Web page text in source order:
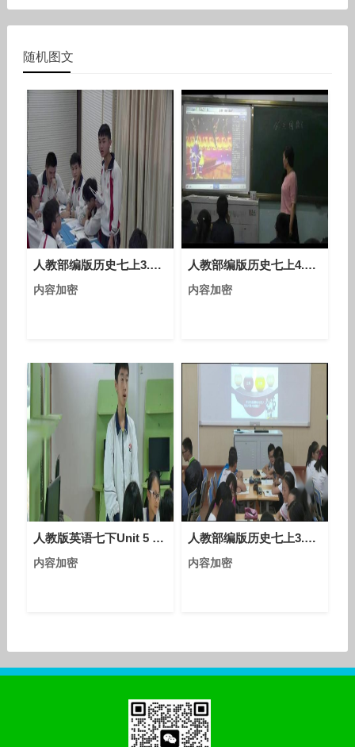
随机图文
人教部编版历史七上3.12《汉武帝巩固大一统王朝》课堂教学视频-胡绪祥
内容加密
人教部编版历史七上4.16《三国鼎立》课堂教学视频-于海洁
内容加密
人教版英语七下Unit 5 Section A（1a-2c）教学视频实录（谢华）
内容加密
人教部编版历史七上3.11《西汉建立和“文景之治”》课堂教学视频-张敬军
内容加密